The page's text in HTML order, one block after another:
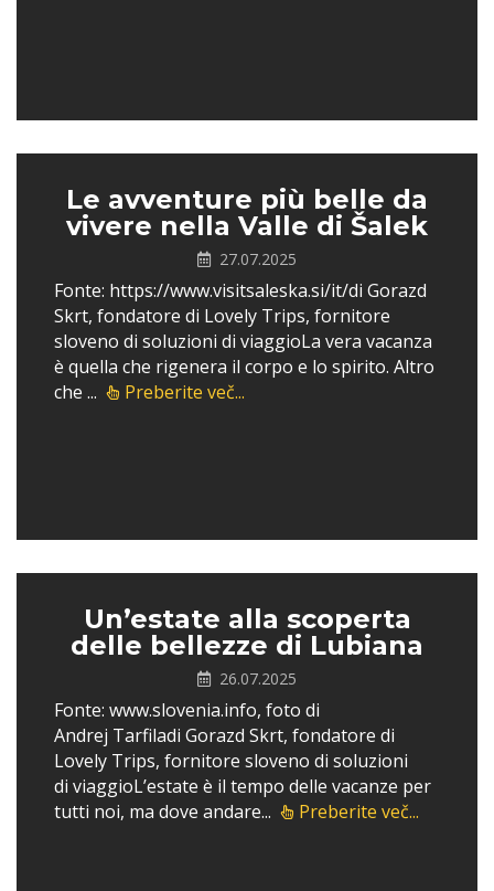
Le avventure più belle da
vivere nella Valle di Šalek
27.07.2025
Fonte: https://www.visitsaleska.si/it/di Gorazd
Skrt, fondatore di Lovely Trips, fornitore
sloveno di soluzioni di viaggioLa vera vacanza
è quella che rigenera il corpo e lo spirito. Altro
che ...
Preberite več...
Un’estate alla scoperta
delle bellezze di Lubiana
26.07.2025
Fonte: www.slovenia.info, foto di
Andrej Tarfiladi Gorazd Skrt, fondatore di
Lovely Trips, fornitore sloveno di soluzioni
di viaggioL’estate è il tempo delle vacanze per
tutti noi, ma dove andare...
Preberite več...